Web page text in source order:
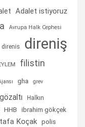
Adalet istiyoruz
Avrupa Halk Cephesi
direnis direniş
filistin
gha grev
gözaltı
Halkın
HHB ibrahim gökçek
Koçak polis